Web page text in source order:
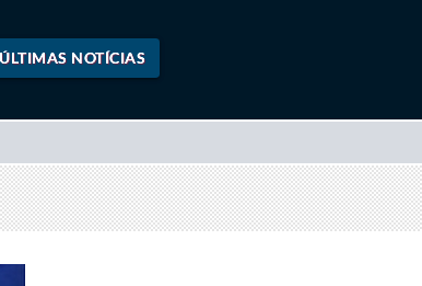
ÚLTIMAS NOTÍCIAS